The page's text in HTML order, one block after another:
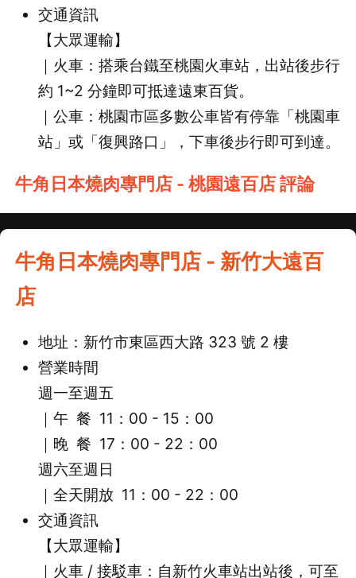
交通資訊
【大眾運輸】
｜火車：搭乘台鐵至桃園火車站，出站後步行
約 1~2 分鐘即可抵達遠東百貨。
｜公車：桃園市區多數公車皆有停靠「桃園車
站」或「復興路口」，下車後步行即可到達。
牛角日本燒肉專門店 - 桃園遠百店 評論
牛角日本燒肉專門店 - 新竹大遠百
店
地址：新竹市東區西大路 323 號 2 樓
營業時間
週一至週五
｜午 餐 11：00 - 15：00
｜ 晚 餐 17：00 - 22：00
週六至週日
｜全天開放 11：00 - 22：00
交通資訊
【大眾運輸】
｜火車 / 接駁車：自新竹火車站出站後，可至